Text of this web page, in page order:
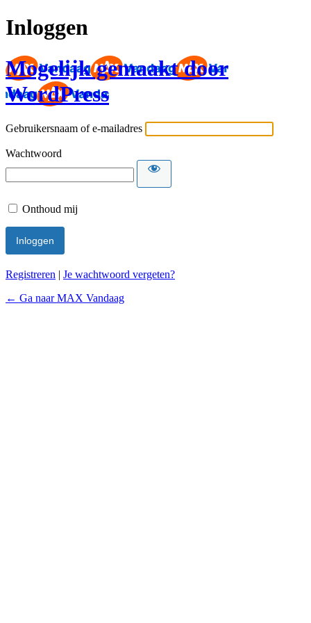
Inloggen
Mogelijk gemaakt door
WordPress
Gebruikersnaam of e-mailadres
Wachtwoord
Onthoud mij
Registreren | Je wachtwoord vergeten?
← Ga naar MAX Vandaag